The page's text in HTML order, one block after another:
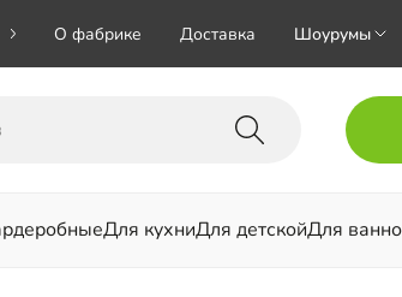
О фабрике Доставка Шоурумы
Для кухниДля детскойДля